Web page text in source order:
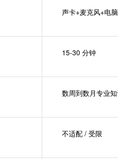
声卡+麦克风+电
15-30 分钟
数周到数月专业
不适配 / 受限